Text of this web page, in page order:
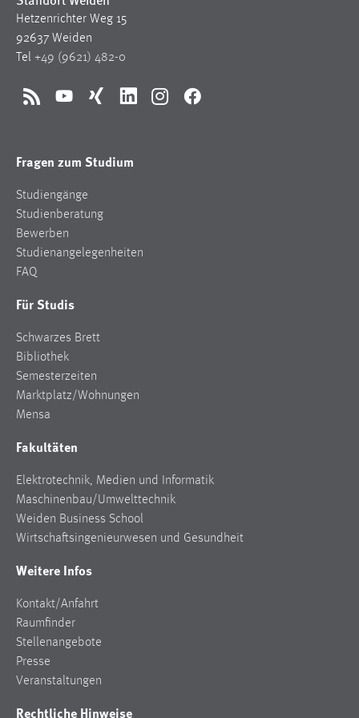
Hetzenrichter Weg 15
92637 Weiden
Tel +49 (9621) 482-0
RSS YouTubeXing LinkedInInstagramFacebook
Fragen zum Studium
Studiengänge
Studienberatung
Bewerben
Studienangelegenheiten
FAQ
Für Studis
Schwarzes Brett
Bibliothek
Semesterzeiten
Marktplatz/Wohnungen
Mensa
Fakultäten
Elektrotechnik, Medien und Informatik
Maschinenbau/Umwelttechnik
Weiden Business School
Wirtschaftsingenieurwesen und Gesundheit
Weitere Infos
Kontakt/Anfahrt
Raumfinder
Stellenangebote
Presse
Veranstaltungen
Rechtliche Hinweise